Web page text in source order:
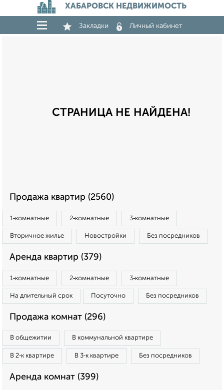
ХАБАРОВСК НЕДВИЖИМОСТЬ
Закладки Личный кабинет
СТРАНИЦА НЕ НАЙДЕНА!
Продажа квартир (2560)
1‑комнатные 2‑комнатные 3‑комнатные
Вторичное жилье Новостройки Без посредников
Аренда квартир (379)
1‑комнатные 2‑комнатные 3‑комнатные
На длительный срок Посуточно Без посредников
Продажа комнат (296)
В общежитии В коммунальной квартире
В 2‑к квартире В 3‑к квартире Без посредников
Аренда комнат (399)